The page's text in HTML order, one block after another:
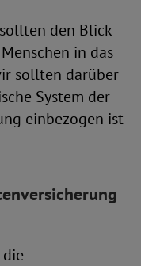
den Blick
in das
sollten darüber
System der
einbezogen ist